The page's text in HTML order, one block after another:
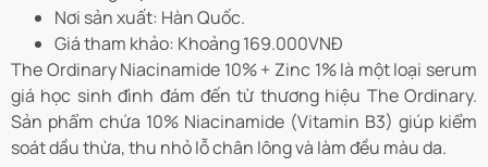
Nơi sản xuất: Hàn Quốc.
Giá tham khảo: Khoảng 169.000VNĐ
The Ordinary Niacinamide 10% + Zinc 1% là một loại serum
giá học sinh đình đám đến từ thương hiệu The Ordinary.
Sản phẩm chứa 10% Niacinamide (Vitamin B3) giúp kiểm
soát dầu thừa, thu nhỏ lỗ chân lông và làm đều màu da.